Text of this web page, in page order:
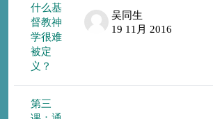
什么基
督教神
学很难
被定
义？
吴同生
19 11月 2016
第三